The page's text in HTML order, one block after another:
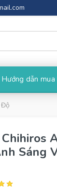
Hướng dẫn mua
Độ
Sáng